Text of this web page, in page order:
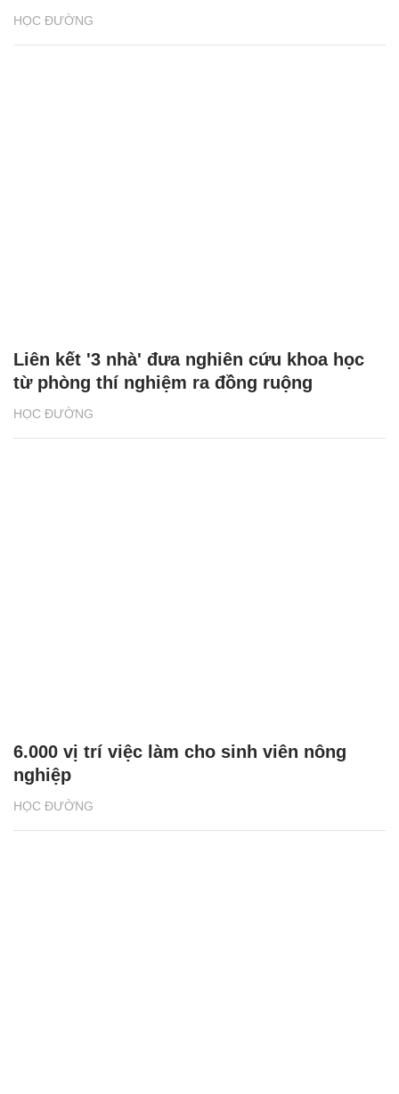
HỌC ĐƯỜNG
HỌC ĐƯỜNG
Liên kết '3 nhà' đưa nghiên cứu khoa học
từ phòng thí nghiệm ra đồng ruộng
HỌC ĐƯỜNG
6.000 vị trí việc làm cho sinh viên nông
nghiệp